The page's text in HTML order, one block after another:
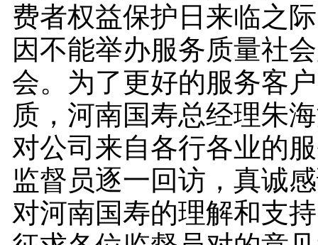
费者权益保护日来临之
因不能举办服务质量社
会。为了更好的服务客
质，河南国寿总经理朱
对公司来自各行各业的
监督员逐一回访，真诚
对河南国寿的理解和支